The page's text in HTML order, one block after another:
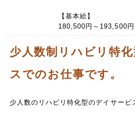
【基本給】
180,500円～193,500
少人数制リハビリ特
スでのお仕事です。
少人数のリハビリ特化型のデイサービ